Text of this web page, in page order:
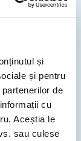
și
și pentru
de
cu
Aceștia le
sau culese